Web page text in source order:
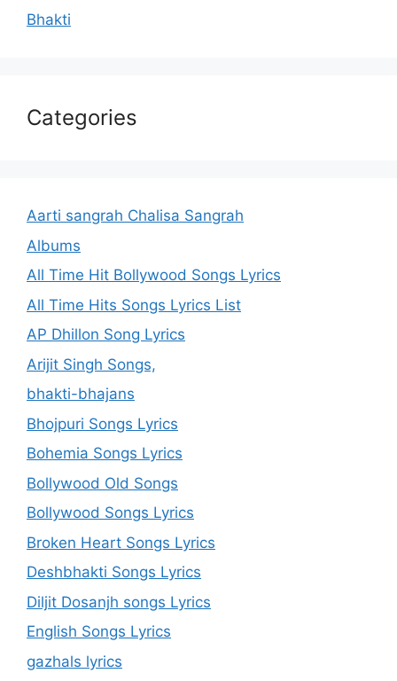
Bhakti
Categories
Aarti sangrah Chalisa Sangrah
Albums
All Time Hit Bollywood Songs Lyrics
All Time Hits Songs Lyrics List
AP Dhillon Song Lyrics
Arijit Singh Songs,
bhakti-bhajans
Bhojpuri Songs Lyrics
Bohemia Songs Lyrics
Bollywood Old Songs
Bollywood Songs Lyrics
Broken Heart Songs Lyrics
Deshbhakti Songs Lyrics
Diljit Dosanjh songs Lyrics
English Songs Lyrics
gazhals lyrics